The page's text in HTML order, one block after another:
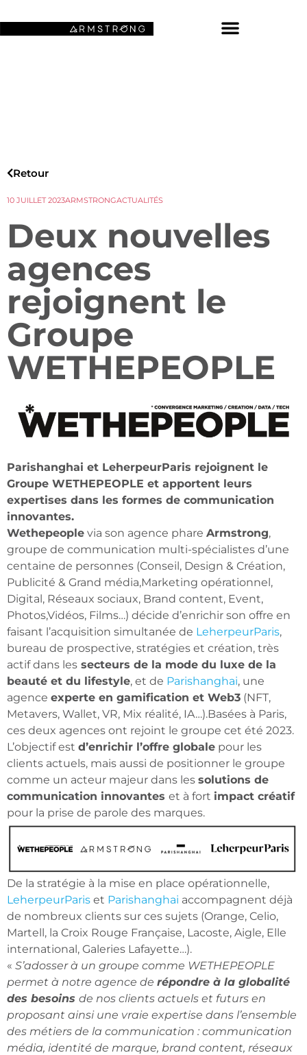
Retour
10 JUILLET 2023ARMSTRONGACTUALITÉS
Deux nouvelles
agences
rejoignent le
Groupe
WETHEPEOPLE
Parishanghai et LeherpeurParis rejoignent le
Groupe WETHEPEOPLE et apportent leurs
expertises dans les formes de communication
innovantes.
Wethepeople via son agence phare Armstrong,
groupe de communication multi-spécialistes d’une
centaine de personnes (Conseil, Design & Création,
Publicité & Grand média,Marketing opérationnel,
Digital, Réseaux sociaux, Brand content, Event,
Photos,Vidéos, Films…) décide d’enrichir son offre en
faisant l’acquisition simultanée de LeherpeurParis,
bureau de prospective, stratégies et création, très
actif dans les secteurs de la mode du luxe de la
beauté et du lifestyle, et de Parishanghai, une
agence experte en gamification et Web3 (NFT,
Metavers, Wallet, VR, Mix réalité, IA…).Basées à Paris,
ces deux agences ont rejoint le groupe cet été 2023.
L’objectif est d’enrichir l’offre globale pour les
clients actuels, mais aussi de positionner le groupe
comme un acteur majeur dans les solutions de
communication innovantes et à fort impact créatif
pour la prise de parole des marques.
De la stratégie à la mise en place opérationnelle,
LeherpeurParis et Parishanghai accompagnent déjà
de nombreux clients sur ces sujets (Orange, Celio,
Martell, la Croix Rouge Française, Lacoste, Aigle, Elle
international, Galeries Lafayette…).
« S’adosser à un groupe comme WETHEPEOPLE
permet à notre agence de répondre à la globalité
des besoins de nos clients actuels et futurs en
proposant ainsi une vraie expertise dans l’ensemble
des métiers de la communication : communication
média, identité de marque, brand content, réseaux